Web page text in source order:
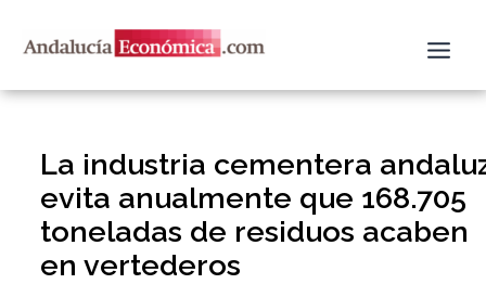
La industria cementera
evita anualmente que 168.705
toneladas de residuos acaben
en vertederos